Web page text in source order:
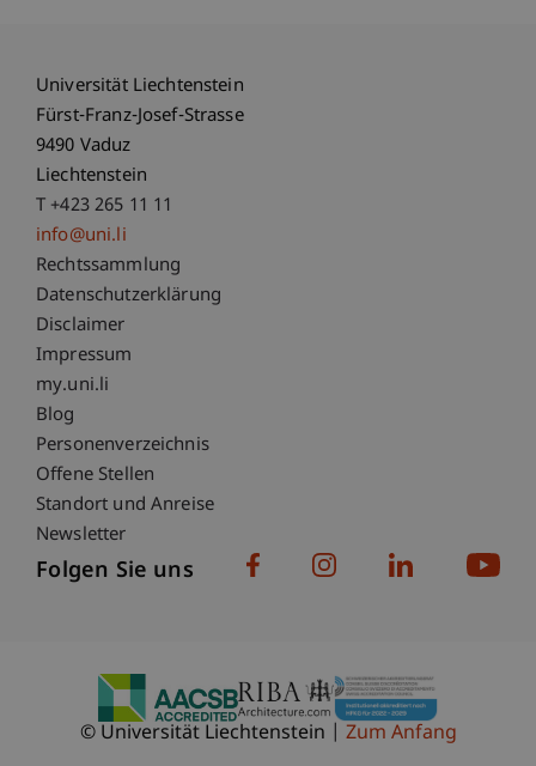
Universität Liechtenstein
Fürst-Franz-Josef-Strasse
9490 Vaduz
Liechtenstein
T +423 265 11 11
info@uni.li
Fußzeile Rechtliche Hinweise
Rechtssammlung
Datenschutzerklärung
Disclaimer
Impressum
Fußzeile Subdomain-Verzeichnis
my.uni.li
Blog
Personenverzeichnis
Offene Stellen
Standort und Anreise
Newsletter
Folgen Sie uns
© Universität Liechtenstein Zum Anfang